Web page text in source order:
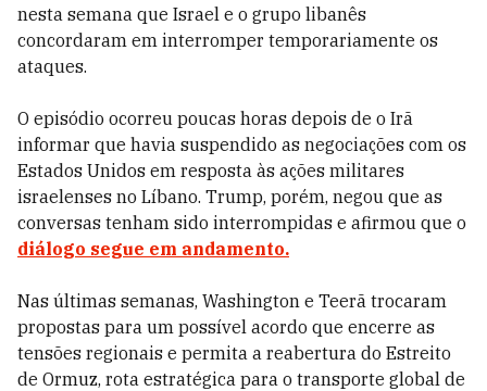
nesta semana que Israel e o grupo libanês
concordaram em interromper temporariamente os
ataques.
O episódio ocorreu poucas horas depois de o Irã
informar que havia suspendido as negociações com os
Estados Unidos em resposta às ações militares
israelenses no Líbano. Trump, porém, negou que as
conversas tenham sido interrompidas e afirmou que o
diálogo segue em andamento.
Nas últimas semanas, Washington e Teerã trocaram
propostas para um possível acordo que encerre as
tensões regionais e permita a reabertura do Estreito
de Ormuz, rota estratégica para o transporte global de